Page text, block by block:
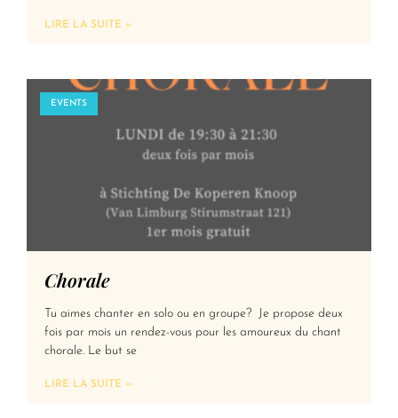
LIRE LA SUITE »
EVENTS
Chorale
Tu aimes chanter en solo ou en groupe? Je propose deux
fois par mois un rendez-vous pour les amoureux du chant
chorale. Le but se
LIRE LA SUITE »